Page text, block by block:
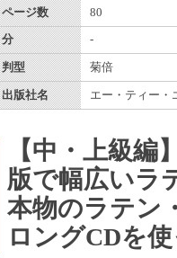
ページ数 80
分 -
判型 菊倍
出版社名 エー・ティー・
【中・上級
版で幅広いラ
本物のラテン
ロングCDを